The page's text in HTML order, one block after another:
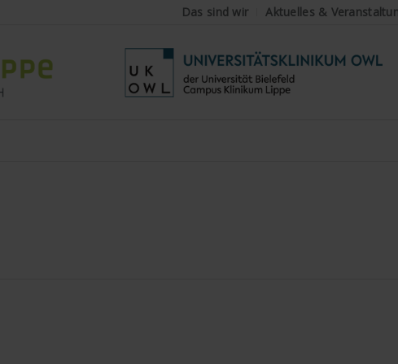
Das sind wir Aktuelles &